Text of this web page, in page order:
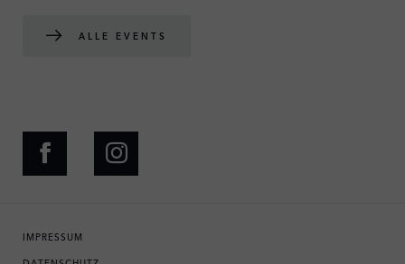
ALLE EVENTS
IMPRESSUM